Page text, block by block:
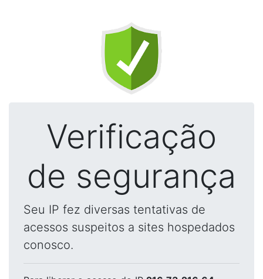
Verificação
de segurança
Seu IP fez diversas tentativas de
acessos suspeitos a sites hospedados
conosco.